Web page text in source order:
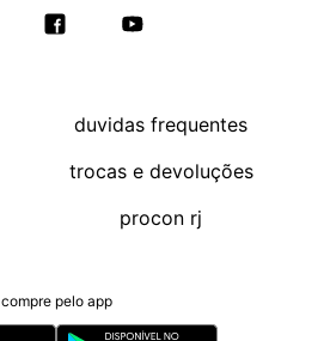
duvidas frequentes
trocas e devoluções
procon rj
compre pelo app